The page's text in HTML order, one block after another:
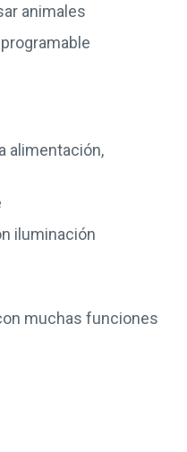
animales
alimentación,
iluminación
muchas funciones